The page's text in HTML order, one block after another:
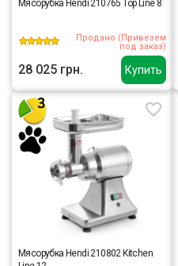
Купить
Мясорубка Hendi 210765 Top Line 8
Продано (Привезем
под заказ)
28 025 грн.
Мясорубка Hendi 210802 Kitchen